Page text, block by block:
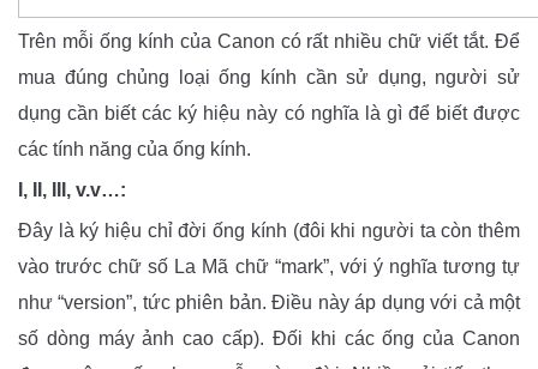
Trên mỗi ống kính của Canon có rất nhiều chữ viết tắt. Để
mua đúng chủng loại ống kính cần sử dụng, người sử
dụng cần biết các ký hiệu này có nghĩa là gì để biết được
các tính năng của ống kính.
I, II, III, v.v…:
Đây là ký hiệu chỉ đời ống kính (đôi khi người ta còn thêm
vào trước chữ số La Mã chữ “mark”, với ý nghĩa tương tự
như “version”, tức phiên bản. Điều này áp dụng với cả một
số dòng máy ảnh cao cấp). Đối khi các ống của Canon